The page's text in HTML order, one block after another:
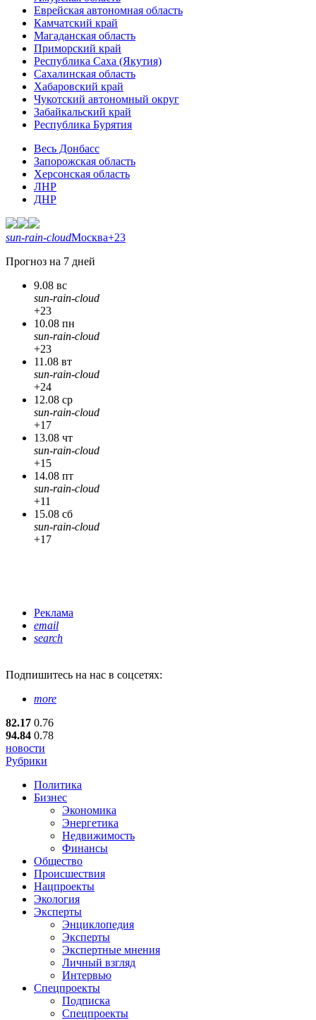
Еврейская автономная область
Камчатский край
Магаданская область
Приморский край
Республика Саха (Якутия)
Сахалинская область
Хабаровский край
Чукотский автономный округ
Забайкальский край
Республика Бурятия
Весь Донбасс
Запорожская область
Херсонская область
ЛНР
ДНР
sun-rain-cloudМосква+23
Прогноз на 7 дней
9.08 вс
sun-rain-cloud
+23
10.08 пн
sun-rain-cloud
+23
11.08 вт
sun-rain-cloud
+24
12.08 ср
sun-rain-cloud
+17
13.08 чт
sun-rain-cloud
+15
14.08 пт
sun-rain-cloud
+11
15.08 сб
sun-rain-cloud
+17
Реклама
email
search
Подпишитесь на нас в соцсетях:
more
82.17 0.76
94.84 0.78
новости
Рубрики
Политика
Бизнес
Экономика
Энергетика
Недвижимость
Финансы
Общество
Происшествия
Нацпроекты
Экология
Эксперты
Энциклопедия
Эксперты
Экспертные мнения
Личный взгляд
Интервью
Спецпроекты
Подписка
Спецпроекты